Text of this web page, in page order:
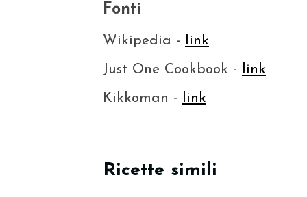
Fonti
Wikipedia - link
Just One Cookbook - link
Kikkoman -
link
Ricette simili